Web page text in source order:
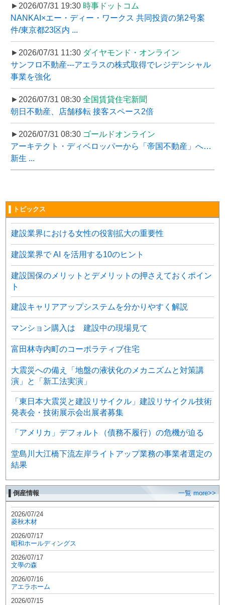
►2026/07/31 19:30 時事ドットコム
NANKAI×エー・ディー・ワークス 共同投資の第2号案
件/東京都23区内 ...
►2026/07/31 11:30 ダイヤモンド・オンライン
サンフロ不動産---アエラスの株式取得でレジデンシャル
事業を強化
►2026/07/31 08:30 全国賃貸住宅新聞
朝日不動産、店舗移転 接客スペース2倍
►2026/07/31 08:30 ゴールドオンライン
アーキテクト・ディベロッパーから「帝国不動産」へ…
新生 ...
▌トピックス
建設業界における女性の役割拡大の重要性
建設業界で AI を活用する10のヒント
建設国保のメリットとデメリットの押さえておくポイン
ト
建設キャリアアップシステムを分かりやすく解説
マンション購入は 建設中の現場見て
富田林寺内町のコーポラティブ住宅
大震災への備え「地盤の液状化のメカニズムと対策講
演」と「新工法実演」
「東日本大震災と建設リサイクル」建設リサイクル技術
発表会・技術展示会出展者募集
「アメリカ」デフォルト（債務不履行）の危機が迫る
堂島川大江橋下流左岸ライトアップ業務の事業者選定の
結果
▌倒産情報 一覧 more>>
2026/07/24
菱秋木材
2026/07/17
昭和ホールディングス
2026/07/17
文學の森
2026/07/16
アエラホーム
2026/07/15